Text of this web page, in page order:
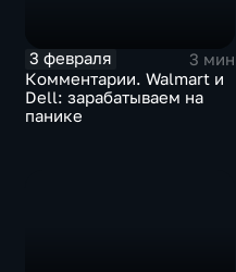
3 февраля
3 мин
Комментарии. Walmart и
Dell: зарабатываем на
панике